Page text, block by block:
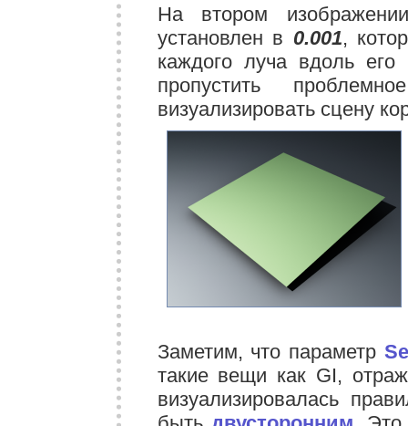
На втором
установлен в 0.001,
каждого луча вдоль его
пропустить
визуализировать сцену
Заметим, что параметр
такие вещи как GI,
визуализировалась